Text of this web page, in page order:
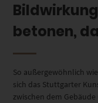
betonen,
So außergewöhnlich
sich das Stuttgarter
zwischen dem